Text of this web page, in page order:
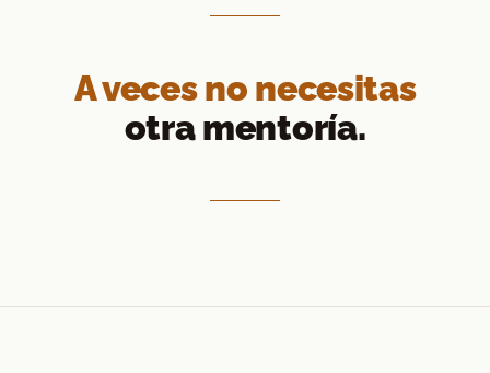
A veces no necesitas
otra mentoría.